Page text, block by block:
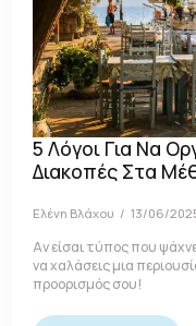
5 Λόγοι Για Να
Διακοπές Στα
Ελένη Βλάχου 13/06/
Αν είσαι τύπος που
να χαλάσεις μια
προορισμός σου!